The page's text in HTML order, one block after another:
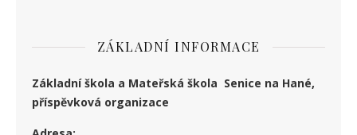
ZÁKLADNÍ INFORMACE
Základní škola a Mateřská škola Senice na Hané,
příspěvková organizace